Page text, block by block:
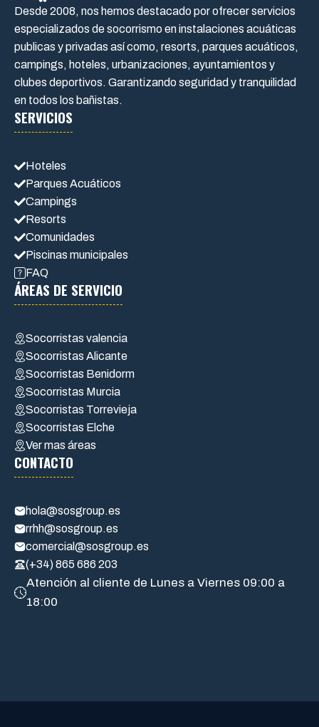
Desde 2008, nos hemos destacado por ofrecer servicios
especializados de socorrismo en instalaciones acuáticas
publicas y privadas así como, resorts, parques acuáticos,
campings, hoteles, urbanizaciones, ayuntamientos y
clubes deportivos. Garantizando seguridad y tranquilidad
en todos los bañistas.
SERVICIOS
Hoteles
Parques Acuáticos
Campings
Resorts
Comunidades
Piscinas municipales
FAQ
ÁREAS DE SERVICIO
Socorristas valencia
Socorristas Alicante
Socorristas Benidorm
Socorristas Murcia
Socorristas Torrevieja
Socorristas Elche
Ver mas áreas
CONTACTO
hola@sosgroup.es
rrhh@sosgroup.es
comercial@sosgroup.es
(+34) 865 686 203
Atención al cliente de Lunes a Viernes 09:00 a
18:00